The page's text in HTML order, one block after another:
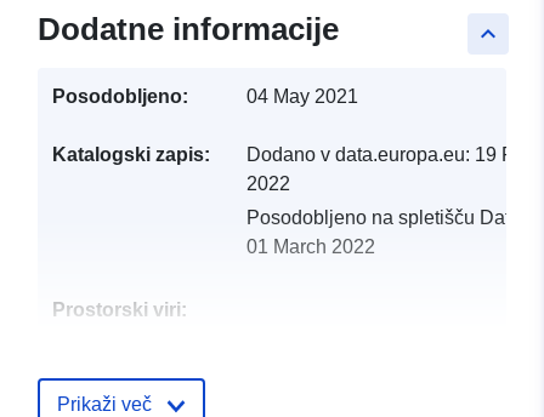
keyboard_arrow_up
Dodatne informacije
Posodobljeno: 04 May 2021
Katalogski zapis: Dodano v data.europa.eu: 19
2022
Posodobljeno na spletišču
01 March 2022
Prostorski viri:
Prikaži več